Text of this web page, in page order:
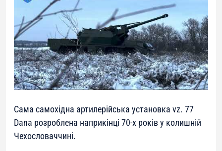
Сама самохідна артилерійська установка vz. 77
Dana розроблена наприкінці 70-х років у колишній
Чехословаччині.